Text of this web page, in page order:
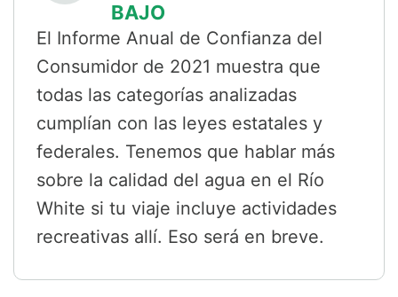
BAJO
El Informe Anual de Confianza del
Consumidor de 2021 muestra que
todas las categorías analizadas
cumplían con las leyes estatales y
federales. Tenemos que hablar más
sobre la calidad del agua en el Río
White si tu viaje incluye actividades
recreativas allí. Eso será en breve.